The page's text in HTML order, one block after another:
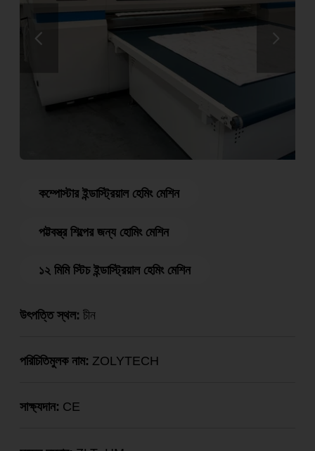
কম্পোস্টার ইন্ডাস্ট্রিয়াল হেমিং মেশিন
পট্টবস্ত্র শিল্পের জন্য হোমিং মেশিন
১২ মিমি স্টিচ ইন্ডাস্ট্রিয়াল হেমিং মেশিন
উৎপত্তি স্থল: চীন
পরিচিতিমুলক নাম: ZOLYTECH
সাক্ষ্যদান: CE